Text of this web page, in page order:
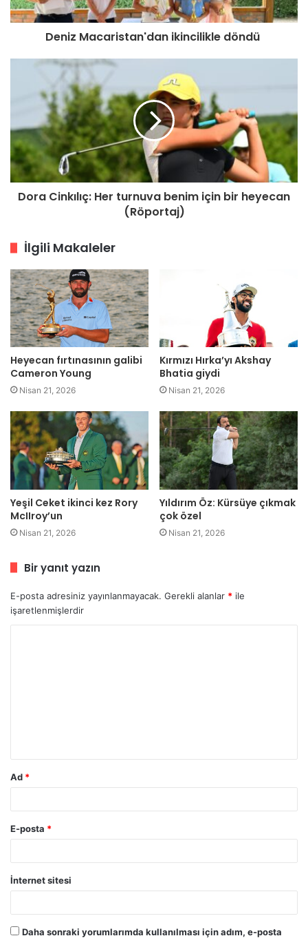
Deniz Macaristan'dan ikincilikle döndü
Dora Cinkılıç: Her turnuva benim için bir heyecan
(Röportaj)
İlgili Makaleler
Heyecan fırtınasının galibi
Cameron Young
Nisan 21, 2026
Kırmızı Hırka’yı Akshay
Bhatia giydi
Nisan 21, 2026
Yeşil Ceket ikinci kez Rory
McIIroy’un
Nisan 21, 2026
Yıldırım Öz: Kürsüye çıkmak
çok özel
Nisan 21, 2026
Bir yanıt yazın
E-posta adresiniz yayınlanmayacak. Gerekli alanlar * ile
işaretlenmişlerdir
Ad *
E-posta *
İnternet sitesi
Daha sonraki yorumlarımda kullanılması için adım, e-posta